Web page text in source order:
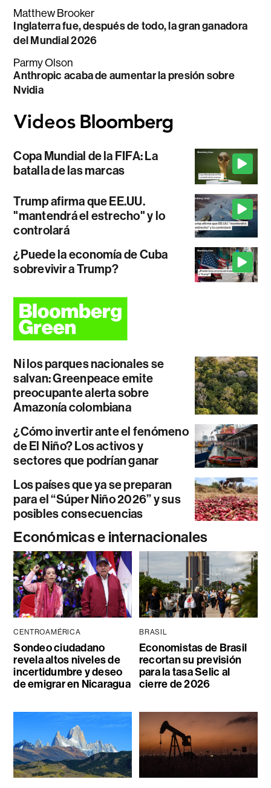
Matthew Brooker
Inglaterra fue, después de todo, la gran ganadora
del Mundial 2026
Parmy Olson
Anthropic acaba de aumentar la presión sobre
Nvidia
Copa Mundial de la FIFA: La
batalla de las marcas
Trump afirma que EE.UU.
"mantendrá el estrecho" y lo
controlará
¿Puede la economía de Cuba
sobrevivir a Trump?
Ni los parques nacionales se
salvan: Greenpeace emite
preocupante alerta sobre
Amazonía colombiana
¿Cómo invertir ante el fenómeno
de El Niño? Los activos y
sectores que podrían ganar
Los países que ya se preparan
para el “Súper Niño 2026” y sus
posibles consecuencias
Económicas e internacionales
CENTROAMÉRICA
Sondeo ciudadano
revela altos niveles de
incertidumbre y deseo
de emigrar en Nicaragua
BRASIL
Economistas de Brasil
recortan su previsión
para la tasa Selic al
cierre de 2026